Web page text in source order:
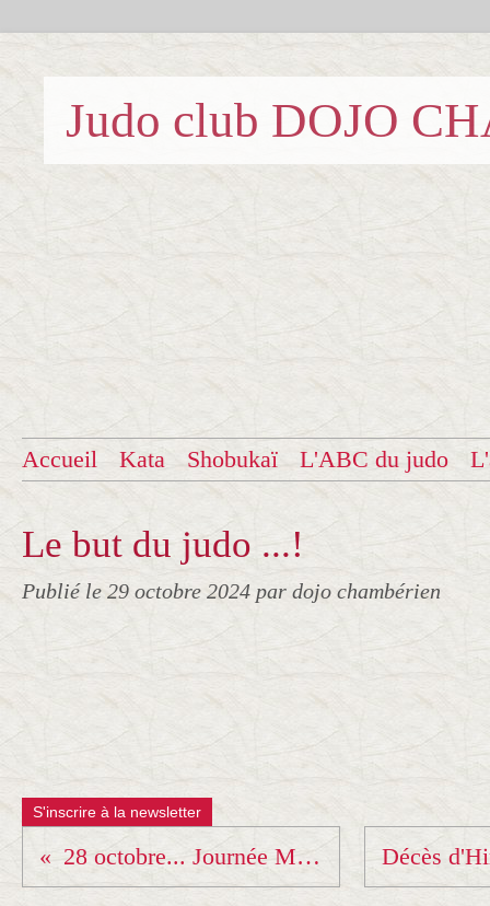
Judo club DOJO
Accueil Kata Shobukaï L'ABC du judo
Le but du judo ...!
Publié le 29 octobre 2024 par dojo chambérien
S'inscrire à la newsletter
28 octobre... Journée Mondiale du Judo... !